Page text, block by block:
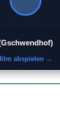
abspielen →